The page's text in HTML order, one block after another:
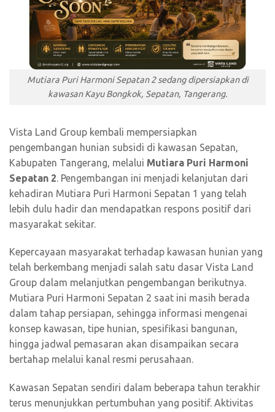
Mutiara Puri Harmoni Sepatan 2 sedang dipersiapkan di
kawasan Kayu Bongkok, Sepatan, Tangerang.
Vista Land Group kembali mempersiapkan
pengembangan hunian subsidi di kawasan Sepatan,
Kabupaten Tangerang, melalui Mutiara Puri Harmoni
Sepatan 2 . Pengembangan ini menjadi kelanjutan dari
kehadiran Mutiara Puri Harmoni Sepatan 1 yang telah
lebih dulu hadir dan mendapatkan respons positif dari
masyarakat sekitar.
Kepercayaan masyarakat terhadap kawasan hunian yang
telah berkembang menjadi salah satu dasar Vista Land
Group dalam melanjutkan pengembangan berikutnya.
Mutiara Puri Harmoni Sepatan 2 saat ini masih berada
dalam tahap persiapan, sehingga informasi mengenai
konsep kawasan, tipe hunian, spesifikasi bangunan,
hingga jadwal pemasaran akan disampaikan secara
bertahap melalui kanal resmi perusahaan.
Kawasan Sepatan sendiri dalam beberapa tahun terakhir
terus menunjukkan pertumbuhan yang positif. Aktivitas